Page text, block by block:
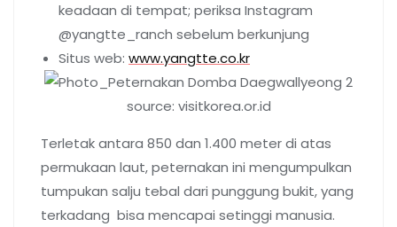
keadaan di tempat; periksa Instagram
@yangtte_ranch sebelum berkunjung
Situs web: www.yangtte.co.kr
source: visitkorea.or.id
Terletak antara 850 dan 1.400 meter di atas
permukaan laut, peternakan ini mengumpulkan
tumpukan salju tebal dari punggung bukit, yang
terkadang bisa mencapai setinggi manusia.